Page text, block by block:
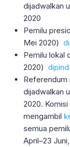
dijadwalkan
2020
Pemilu
Mei 2020)
Pemilu lokal
2020)
Referendum
dijadwalkan
2020.
mengambil
semua
April–23